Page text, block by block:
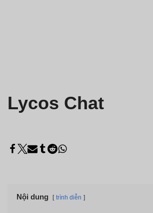
Lycos Chat
Nội dung trình diễn